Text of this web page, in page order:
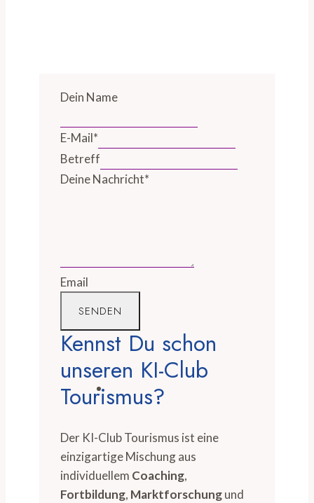
Dein Name
E-Mail*
Betreff
Deine Nachricht*
Email
SENDEN
Kennst Du schon
unseren KI-Club
Tourismus?
Der KI-Club Tourismus ist eine
einzigartige Mischung aus
individuellem Coaching,
Fortbildung, Marktforschungund